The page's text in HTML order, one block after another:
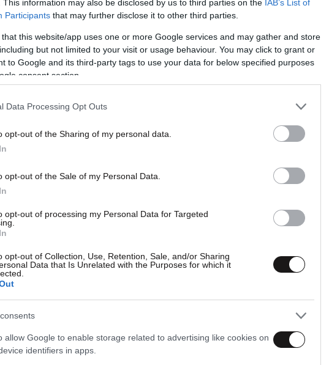
This information may also be disclosed by us to third parties on the IAB’s List of
Participants that may further disclose it to other third parties.
that this website/app uses one or more Google services and may gather and store
but not limited to your visit or usage behaviour. You may click to grant or
to Google and its third-party tags to use your data for below specified purposes
consent section.
Data Processing Opt Outs
opt-out of the Sharing of my personal data.
opt-out of the Sale of my Personal Data.
opt-out of processing my Personal Data for Targeted
opt-out of Collection, Use, Retention, Sale, and/or Sharing
Data that Is Unrelated with the Purposes for which it
allow Google to enable storage related to advertising like cookies on
identifiers in apps.
στηρίζουν, επίσης, ο Αναπτυξιακός
οι δήμοι Ιλίου, Αγίων Αναργύρων –
Χαλκηδόνας και Αιγάλεω, καθώς και οι
και «Ορνιθολογική Εταιρεία».
στο σιντριβάνι, που βρίσκεται στο κέντρο
κατοίκους, συλλόγους και μαθητές να
τα απαραίτητα υλικά, αλλά οι
καπελάκι για τον ήλιο, γάντια, νερό,
καλή διάθεση.